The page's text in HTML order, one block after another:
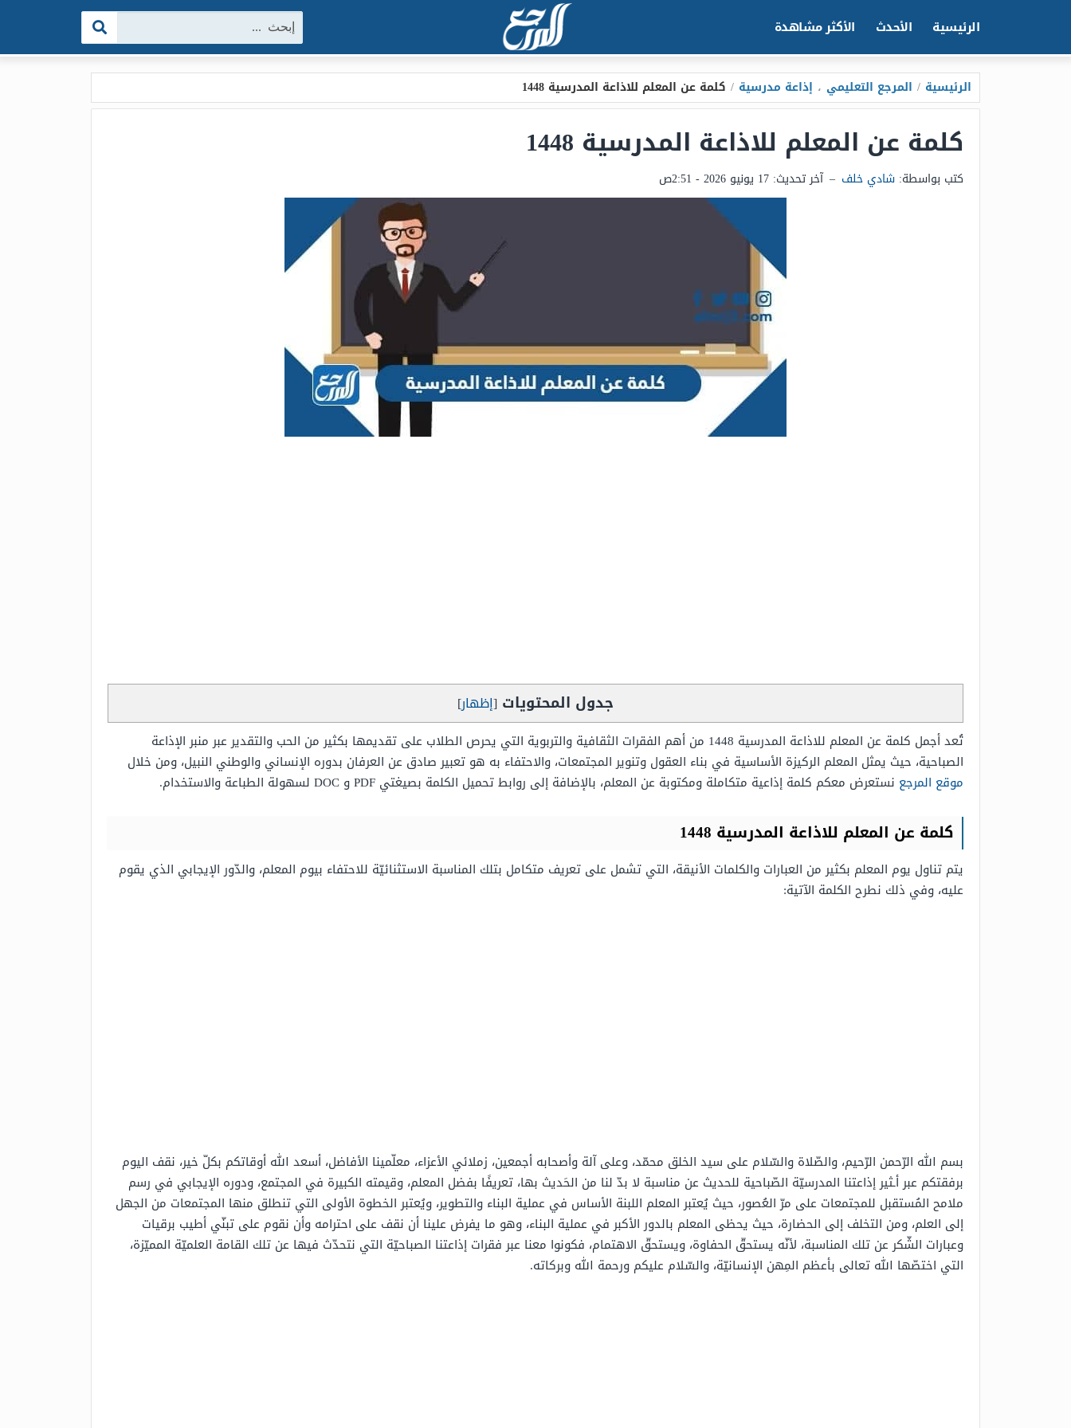
الرئيسية الأحدث الأكثر مشاهدة البحث:
الرئيسية / المرجع التعليمي ، إذاعة مدرسية / كلمة عن المعلم للاذاعة المدرسية 1448
كلمة عن المعلم للاذاعة المدرسية 1448
كتب بواسطة: شادي خلف – آخر تحديث: 17 يونيو 2026 - 2:51ص
جدول المحتويات [إظهار]
تُعد أجمل كلمة عن المعلم للاذاعة المدرسية 1448 من أهم الفقرات الثقافية والتربوية التي يحرص الطلاب على تقديمها بكثير من الحب والتقدير عبر منبر الإذاعة
الصباحية، حيث يمثل المعلم الركيزة الأساسية في بناء العقول وتنوير المجتمعات، والاحتفاء به هو تعبير صادق عن العرفان بدوره الإنساني والوطني النبيل، ومن خلال
موقع المرجع نستعرض معكم كلمة إذاعية متكاملة ومكتوبة عن المعلم، بالإضافة إلى روابط تحميل الكلمة بصيغتي PDF و DOC لسهولة الطباعة والاستخدام.
كلمة عن المعلم للاذاعة المدرسية 1448
يتم تناول يوم المعلم بكثير من العبارات والكلمات الأنيقة، التي تشمل على تعريف متكامل بتلك المناسبة الاستثنائيّة للاحتفاء بيوم المعلم، والدّور الإيجابي الذي يقوم
عليه، وفي ذلك نطرح الكلمة الآتية:
بسم الله الرّحمن الرّحيم، والصّلاة والسّلام على سيد الخلق محمّد، وعلى آلة وأصحابه أجمعين، زملائي الأعزاء، معلّمينا الأفاضل، أسعد الله أوقاتكم بكلّ خير، نقف اليوم
برفقتكم عبر أـثير إذاعتنا المدرسيّة الصّباحية للحديث عن مناسبة لا بدّ لنا من الحَديث بها، تعريفًا بفضل المعلم، وقيمته الكبيرة في المجتمع، ودوره الإيجابي في رسم
ملامح المُستقبل للمجتمعات على مرّ العُصور، حيث يُعتبر المعلم اللبنة الأساس في عملية البناء والتطوير، ويُعتبر الخطوة الأولى التي تنطلق منها المجتمعات من الجهل
إلى العلم، ومن التخلف إلى الحضارة، حيث يحظى المعلم بالدور الأكبر في عملية البناء، وهو ما يفرض علينا أن نقف على احترامه وأن نقوم على تبنّي أطيب برقيات
وعبارات الشّكر عن تلك المناسبة، لأنّه يستحقّ الحفاوة، ويستحقّ الاهتمام، فكونوا معنا عبر فقرات إذاعتنا الصباحيّة التي نتحدّث فيها عن تلك القامة العلميّة المميّزة،
التي اختصّها الله تعالى بأعظم المِهن الإنسانيّة، والسّلام عليكم ورحمة الله وبركاته.